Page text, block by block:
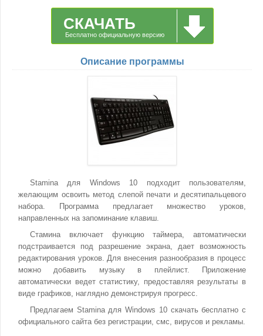
СКАЧАТЬ
Бесплатно официальную версию
Описание программы
Stamina для Windows 10 подходит пользователям,
желающим освоить метод слепой печати и десятипальцевого
набора. Программа предлагает множество уроков,
направленных на запоминание клавиш.
Стамина включает функцию таймера, автоматически
подстраивается под разрешение экрана, дает возможность
редактирования уроков. Для внесения разнообразия в процесс
можно добавить музыку в плейлист. Приложение
автоматически ведет статистику, предоставляя результаты в
виде графиков, наглядно демонстрируя прогресс.
Предлагаем Stamina для Windows 10 скачать бесплатно с
официального сайта без регистрации, смс, вирусов и рекламы.